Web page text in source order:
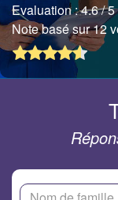
Evaluation :4.6/ 5
Note basé sur 12